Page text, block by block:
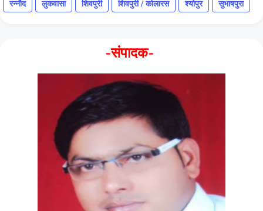
रन्नौद लुकवासा शिवपुरी शिवपुरी / कोलारस श्योपुर सुभाषपुरा
-संपादक-